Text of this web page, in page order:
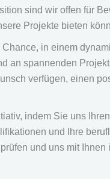
sind wir offen für
Projekte bieten
in einem
an spannenden
verfügen, einen
indem Sie uns
und Ihre
und uns mit